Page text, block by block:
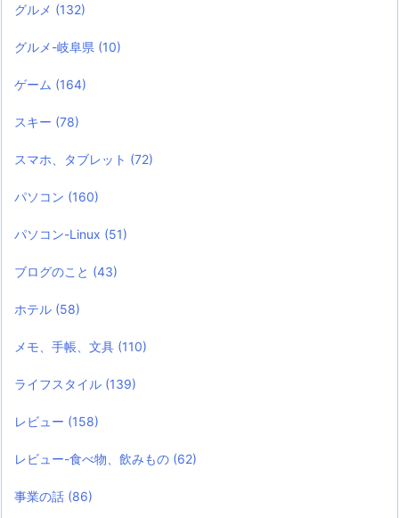
グルメ (132)
グルメ-岐阜県 (10)
ゲーム (164)
スキー (78)
スマホ、タブレット (72)
パソコン (160)
パソコン-Linux (51)
ブログのこと (43)
ホテル (58)
メモ、手帳、文具 (110)
ライフスタイル (139)
レビュー (158)
レビュー-食べ物、飲みもの (62)
事業の話 (86)